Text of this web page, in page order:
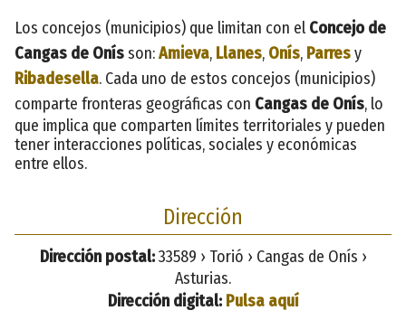
Los concejos (municipios) que limitan con el Concejo de
Cangas de Onísson:Amieva, Llanes, Onís, Parresy
Ribadesella. Cada uno de estos concejos (municipios)
comparte fronteras geográficas con Cangas de Onís, lo
que implica que comparten límites territoriales y pueden
tener interacciones políticas, sociales y económicas
entre ellos.
Dirección
Dirección postal:33589 › Torió › Cangas de Onís ›
Asturias.
Dirección digital: Pulsa aquí